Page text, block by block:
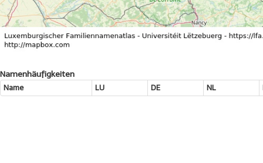
Namenhäufigkeiten
Name LU DE NL